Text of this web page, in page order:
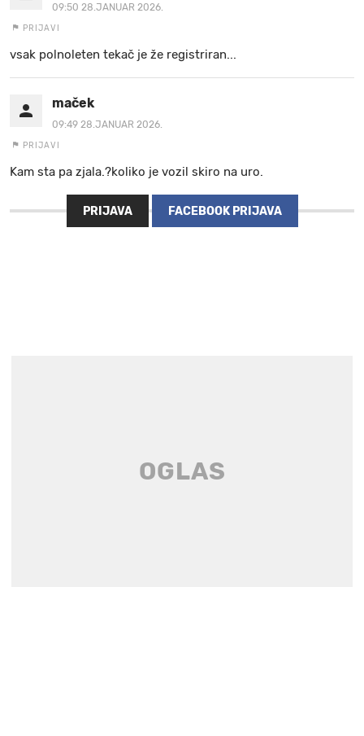
09:50 28.JANUAR 2026.
PRIJAVI
vsak polnoleten tekač je že registriran...
maček
09:49 28.JANUAR 2026.
PRIJAVI
Kam sta pa zjala.?koliko je vozil skiro na uro.
PRIJAVA FACEBOOK PRIJAVA